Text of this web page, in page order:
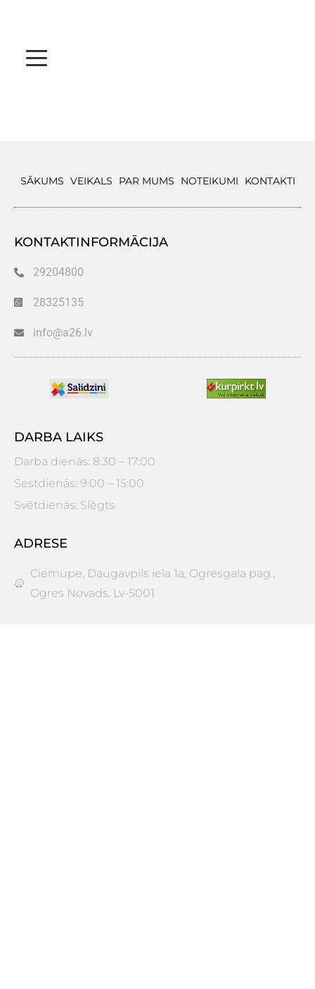
SĀKUMS VEIKALS PAR MUMS NOTEIKUMI KONTAKTI
KONTAKTINFORMĀCIJA
29204800
28325135
info@a26.lv
DARBA LAIKS
Darba dienās: 8:30 – 17:00
Sestdienās: 9:00 – 15:00
Svētdienās: Slēgts
ADRESE
Ciemupe, Daugavpils iela 1a, Ogresgala pag.,
Ogres Novads. Lv-5001